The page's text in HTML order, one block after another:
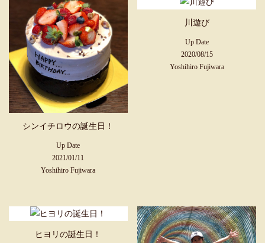
シンイチロウの誕生日！
Up Date
2021/01/11
Yoshihiro Fujiwara
川遊び
Up Date
2020/08/15
Yoshihiro Fujiwara
ヒヨリの誕生日！